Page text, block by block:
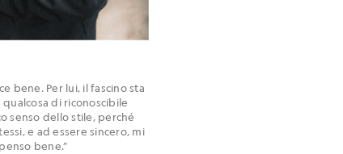
bene. Per lui, il fascino sta
di riconoscibile
senso dello stile, perché
e ad essere sincero, mi
bene.”